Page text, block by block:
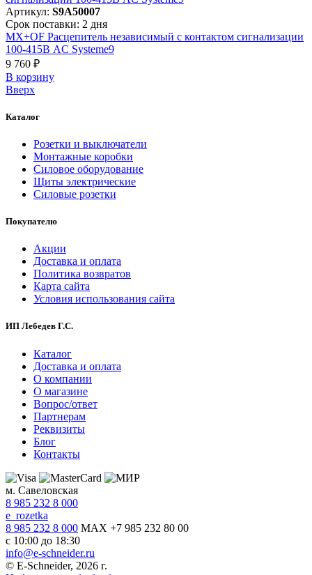
Артикул: S9A50007
Срок поставки: 2 дня
MX+OF Расцепитель независимый с контактом сигнализации
100-415В AC Systeme9
9 760 ₽
В корзинy
Вверх
Каталог
Розетки и выключатели
Монтажные коробки
Силовое оборудование
Щиты электрические
Силовые розетки
Покупателю
Акции
Доставка и оплата
Политика возвратов
Карта сайта
Условия использования сайта
ИП Лебедев Г.С.
Каталог
Доставка и оплата
О компании
О магазине
Вопрос/ответ
Партнерам
Реквизиты
Блог
Контакты
м. Савеловская
8 985 232 8 000
e_rozetka
8 985 232 8 000 MAX +7 985 232 80 00
с 10:00 до 18:30
info@e-schneider.ru
© E-Schneider, 2026 г.